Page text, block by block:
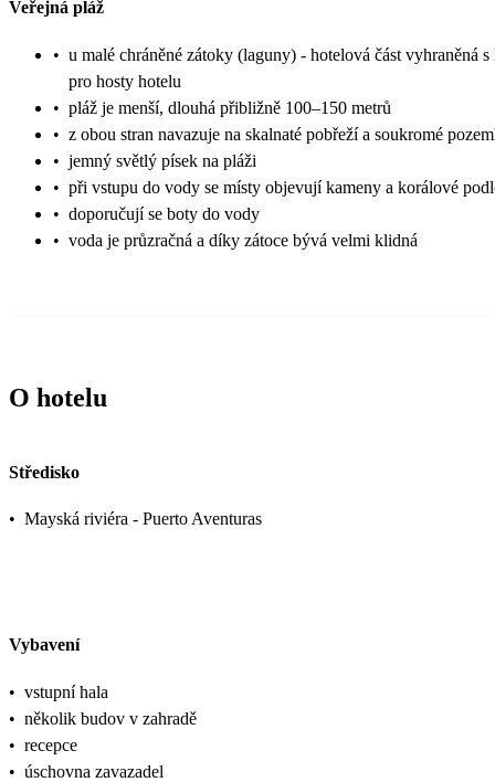
Veřejná pláž
• u malé chráněné zátoky (laguny) - hotelová část vyhraněná s
pro hosty hotelu
• pláž je menší, dlouhá přibližně 100–150 metrů
• z obou stran navazuje na skalnaté pobřeží a soukromé
• jemný světlý písek na pláži
• při vstupu do vody se místy objevují kameny a korálové
• doporučují se boty do vody
• voda je průzračná a díky zátoce bývá velmi klidná
O hotelu
Středisko
• Mayská riviéra - Puerto Aventuras
Vybavení
• vstupní hala
• několik budov v zahradě
• recepce
• úschovna zavazadel